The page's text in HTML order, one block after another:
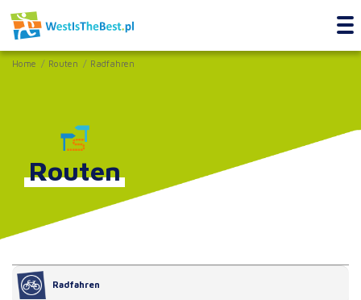
Home Routen Radfahren
Routen
Radfahren